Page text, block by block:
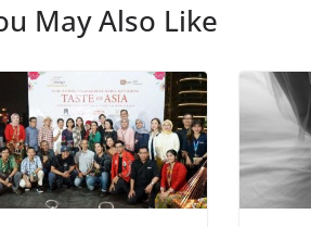
May Also Like